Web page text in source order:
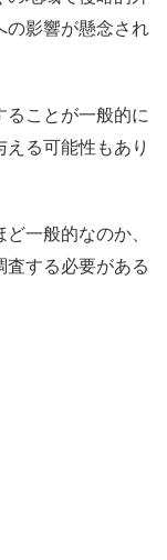
の影響が懸念され
ることが一般的に
る可能性もあり
一般的なのか、
する必要がある